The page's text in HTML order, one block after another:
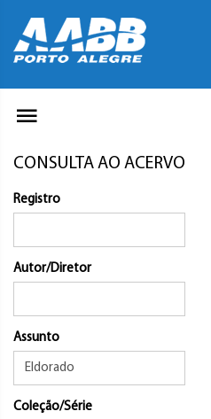
CONSULTA AO ACERVO
Registro
Autor/Diretor
Assunto
Coleção/Série